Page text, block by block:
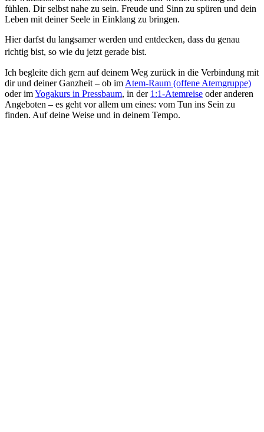
fühlen. Dir selbst nahe zu sein. Freude und Sinn zu spüren und dein
Leben mit deiner Seele in Einklang zu bringen.
Hier darfst du langsamer werden und entdecken, dass du genau
richtig bist, so wie du jetzt gerade bist.
Ich begleite dich gern auf deinem Weg zurück in die Verbindung mit
dir und deiner Ganzheit – ob im Atem-Raum (offene Atemgruppe)
oder imYogakurs in Pressbaum, in der 1:1-Atemreise oder anderen
Angeboten – es geht vor allem um eines: vom Tun ins Sein zu
finden. Auf deine Weise und in deinem Tempo.